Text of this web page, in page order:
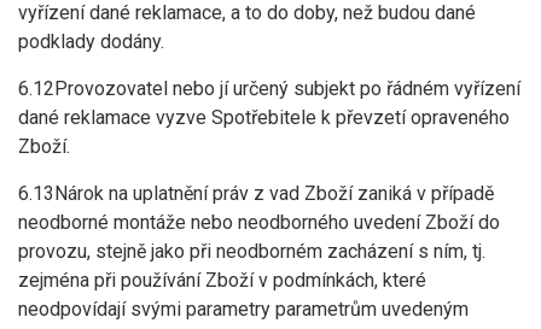
vyřízení dané reklamace, a to do doby, než budou dané
podklady dodány.
6.12Provozovatel nebo jí určený subjekt po řádném vyřízení
dané reklamace vyzve Spotřebitele k převzetí opraveného
Zboží.
6.13Nárok na uplatnění práv z vad Zboží zaniká v případě
neodborné montáže nebo neodborného uvedení Zboží do
provozu, stejně jako při neodborném zacházení s ním, tj.
zejména při používání Zboží v podmínkách, které
neodpovídají svými parametry parametrům uvedeným